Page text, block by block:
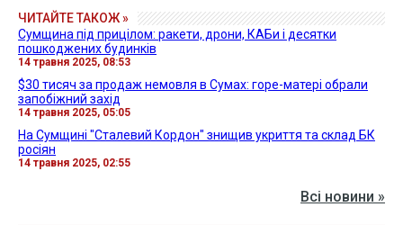
ЧИТАЙТЕ ТАКОЖ »
Сумщина під прицілом: ракети, дрони, КАБи і десятки
пошкоджених будинків
14 травня 2025, 08:53
$30 тисяч за продаж немовля в Сумах: горе-матері обрали
запобіжний захід
14 травня 2025, 05:05
На Сумщині "Сталевий Кордон" знищив укриття та склад БК
росіян
14 травня 2025, 02:55
Всі новини »